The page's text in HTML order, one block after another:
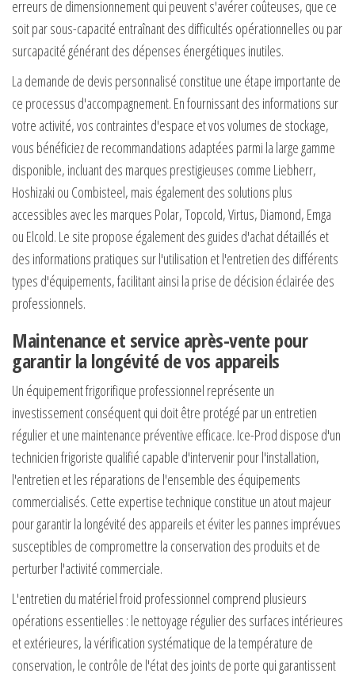
erreurs de dimensionnement qui peuvent s'avérer coûteuses, que ce
soit par sous-capacité entraînant des difficultés opérationnelles ou par
surcapacité générant des dépenses énergétiques inutiles.
La demande de devis personnalisé constitue une étape importante de
ce processus d'accompagnement. En fournissant des informations sur
votre activité, vos contraintes d'espace et vos volumes de stockage,
vous bénéficiez de recommandations adaptées parmi la large gamme
disponible, incluant des marques prestigieuses comme Liebherr,
Hoshizaki ou Combisteel, mais également des solutions plus
accessibles avec les marques Polar, Topcold, Virtus, Diamond, Emga
ou Elcold. Le site propose également des guides d'achat détaillés et
des informations pratiques sur l'utilisation et l'entretien des différents
types d'équipements, facilitant ainsi la prise de décision éclairée des
professionnels.
Maintenance et service après-vente pour
garantir la longévité de vos appareils
Un équipement frigorifique professionnel représente un
investissement conséquent qui doit être protégé par un entretien
régulier et une maintenance préventive efficace. Ice-Prod dispose d'un
technicien frigoriste qualifié capable d'intervenir pour l'installation,
l'entretien et les réparations de l'ensemble des équipements
commercialisés. Cette expertise technique constitue un atout majeur
pour garantir la longévité des appareils et éviter les pannes imprévues
susceptibles de compromettre la conservation des produits et de
perturber l'activité commerciale.
L'entretien du matériel froid professionnel comprend plusieurs
opérations essentielles : le nettoyage régulier des surfaces intérieures
et extérieures, la vérification systématique de la température de
conservation, le contrôle de l'état des joints de porte qui garantissent